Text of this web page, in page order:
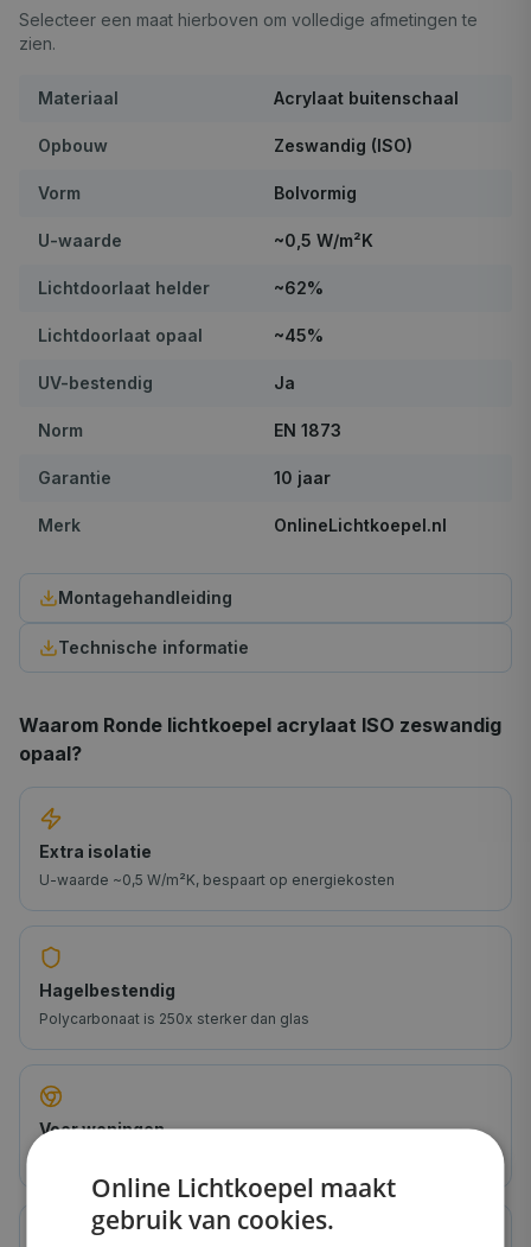
Selecteer een maat hierboven om volledige afmetingen te
zien.
Materiaal Acrylaat buitenschaal
Opbouw Zeswandig (ISO)
Vorm Bolvormig
U-waarde ~0,5 W/m²K
Lichtdoorlaat helder ~62%
Lichtdoorlaat opaal ~45%
UV-bestendig Ja
Norm EN 1873
Garantie 10 jaar
Merk OnlineLichtkoepel.nl
Montagehandleiding
Technische informatie
Waarom Ronde lichtkoepel acrylaat ISO zeswandig
opaal?
Extra isolatie
U-waarde ~0,5 W/m²K, bespaart op energiekosten
Hagelbestendig
Polycarbonaat is 250x sterker dan glas
Voor woningen
Online Lichtkoepel maakt
gebruik van cookies.